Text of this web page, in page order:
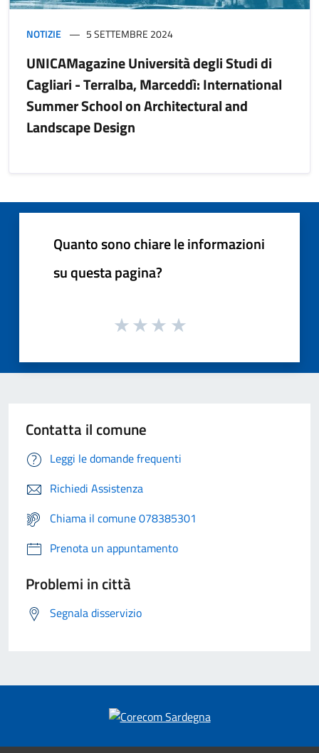
NOTIZIE 5 SETTEMBRE 2024
UNICAMagazine Università degli Studi di
Cagliari - Terralba, Marceddì: International
Summer School on Architectural and
Landscape Design
Quanto sono chiare le informazioni
su questa pagina?
Contatta il comune
Leggi le domande frequenti
Richiedi Assistenza
Chiama il comune 078385301
Prenota un appuntamento
Problemi in città
Segnala disservizio